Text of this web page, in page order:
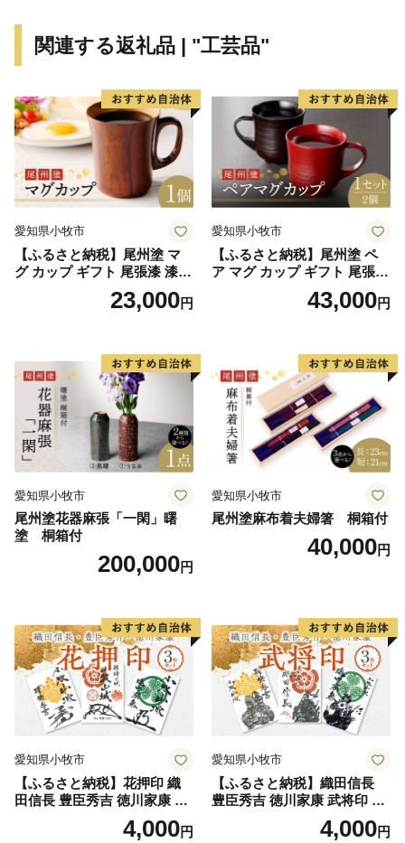
関連する返礼品 | "工芸品"
愛知県小牧市
【ふるさと納税】尾州塗 マ
グ カップ ギフト 尾張漆 漆
漆器 漆器工芸 工芸品 芸術性
実用性 抗菌性 美味しく安全
ウイルス効果 お取り寄せ 愛
知県 小牧市 送料無料
23,000円
愛知県小牧市
【ふるさと納税】尾州塗 ペ
ア マグ カップ ギフト 尾張漆
漆 漆器 漆器工芸 工芸品 芸術
性 実用性 抗菌性 美味しく安
抗ウイルス効果 お取り寄せ
愛知県 小牧市 送料無料
43,000円
愛知県小牧市
尾州塗花器麻張「一閑」曙
塗 桐箱付
200,000円
愛知県小牧市
尾州塗麻布着夫婦箸 桐箱付
40,000円
愛知県小牧市
【ふるさと納税】花押印 織
田信長 豊臣秀吉 徳川家康 3
枚 セット 戦国 武将 小牧山城
墨絵 龍画師 書道アーティス
4,000円
愛知県小牧市
【ふるさと納税】織田信長
豊臣秀吉 徳川家康 武将印 3
枚 セット イラスト 戦国 武将
小牧山城 墨絵 龍画師 書道ア
4,000円